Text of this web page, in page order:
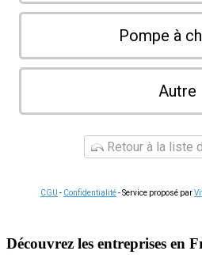
Pompe à
Autre
Retour à la liste
CGU - Confidentialité- Service proposé par
Découvrez les entreprises en